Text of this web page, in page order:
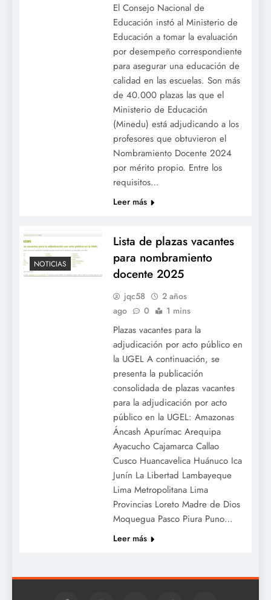
El Consejo Nacional de
Educación instó al Ministerio de
Educación a tomar la evaluación
por desempeño correspondiente
para asegurar una educación de
calidad en las escuelas. Son más
de 40.000 plazas las que el
Ministerio de Educación
(Minedu) está adjudicando a los
profesores que obtuvieron el
Nombramiento Docente 2024
por mérito propio. Entre los
requisitos…
Leer más
NOTICIAS
Lista de plazas vacantes
para nombramiento
docente 2025
jqc58
2 años
ago
0 1 mins
Plazas vacantes para la
adjudicación por acto público en
la UGEL A continuación, se
presenta la publicación
consolidada de plazas vacantes
para la adjudicación por acto
público en la UGEL: Amazonas
Áncash Apurímac Arequipa
Ayacucho Cajamarca Callao
Cusco Huancavelica Huánuco Ica
Junín La Libertad Lambayeque
Lima Metropolitana Lima
Provincias Loreto Madre de Dios
Moquegua Pasco Piura Puno…
Leer más